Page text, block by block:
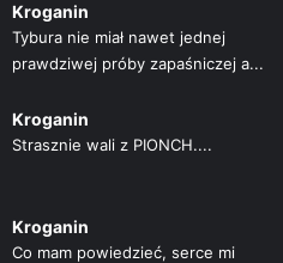
Kroganin
Tybura nie miał nawet jednej
prawdziwej próby zapaśniczej a...
Kroganin
Strasznie wali z PIONCH....
Kroganin
Co mam powiedzieć, serce mi